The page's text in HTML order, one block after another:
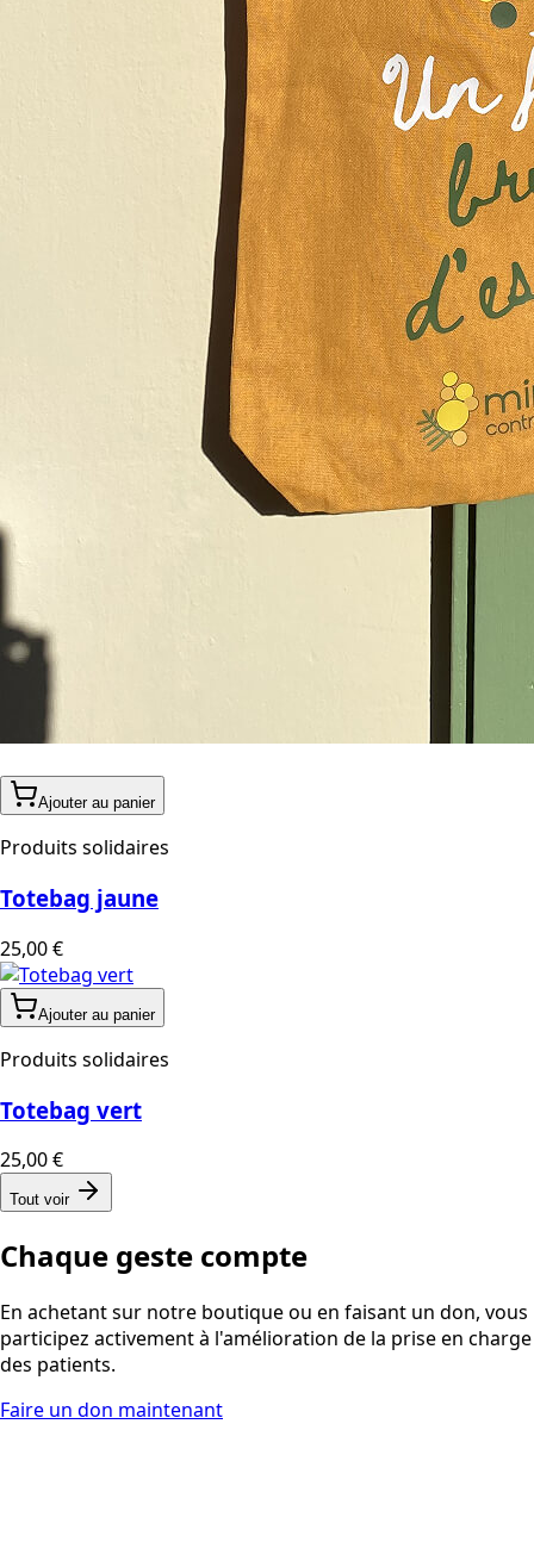
Ajouter au panier
Produits solidaires
Totebag jaune
25,00 €
Ajouter au panier
Produits solidaires
Totebag vert
25,00 €
Tout voir
Chaque geste compte
En achetant sur notre boutique ou en faisant un don, vous
participez activement à l'amélioration de la prise en charge
des patients.
Faire un don maintenant